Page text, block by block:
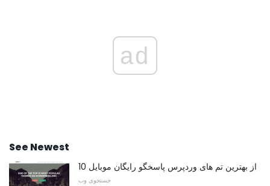
ad
See Newest
10 از بهترین تم های وردپرس پاسخگو رایگان موبایل
جستجوی وب